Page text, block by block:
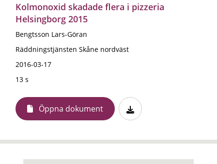
Kolmonoxid skadade flera i pizzeria
Helsingborg 2015
Bengtsson Lars-Göran
Räddningstjänsten Skåne nordväst
2016-03-17
13 s
Öppna dokument